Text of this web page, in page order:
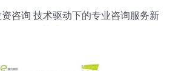
咨询 技术驱动下的专业咨询服务新